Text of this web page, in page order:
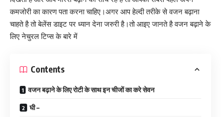
कमजोरी का कारण पता करना चाहिए।अगर आप हेल्दी तरीके से वजन बढ़ाना
चाहते है तो बेलेंस डाइट पर ध्यान देना जरुरी है।तो आइए जानते है वजन बढ़ाने के
लिए नेचुरल टिप्स के बारे में
Contents
वजन बढ़ाने के लिए रोटी के साथ इन चीजों का करे सेवन
घी –